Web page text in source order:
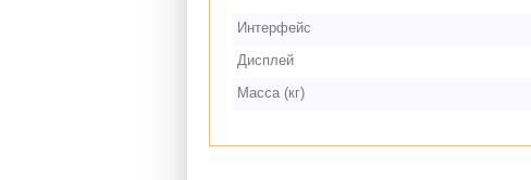
Интерфейс
Дисплей
Масса (кг)